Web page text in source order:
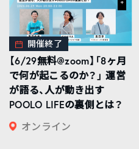
開催終了
【6/29無料@zoom】「8ヶ月
で何が起こるのか？」 運営
が語る、人が動き出す
POOLO LIFEの裏側とは？
オンライン